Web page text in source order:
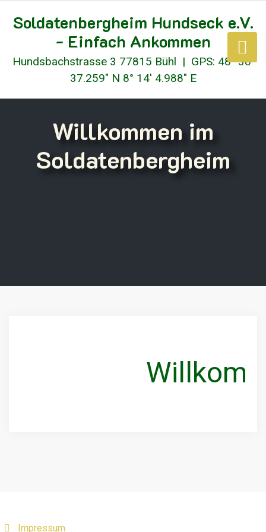
Soldatenbergheim Hundseck e.V.
- Einfach Ankommen
Hundsbachstrasse 3 77815 Bühl | GPS: 48° 38′
37.259" N 8° 14′ 4.988" E
Willkommen im
Soldatenbergheim
Impressum